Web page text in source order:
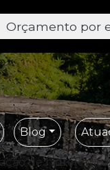
Orçamento por
Blog
de